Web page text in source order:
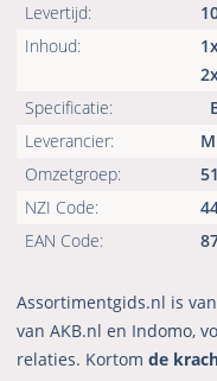
Levertijd:
Inhoud:
Specificatie:
Leverancier:
Omzetgroep:
NZI Code:
EAN Code:
Assortimentgids.nl is
van AKB.nl en Indomo,
relaties. Kortomde